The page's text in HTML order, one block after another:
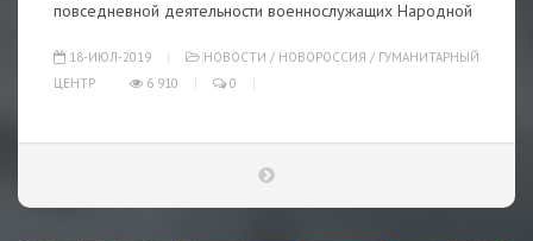
повседневной деятельности военнослужащих Народной
18-ИЮЛ-2019 НОВОСТИ / НОВОРОССИЯ / ГУМАНИТАРНЫЙ
ЦЕНТР
6 910 0